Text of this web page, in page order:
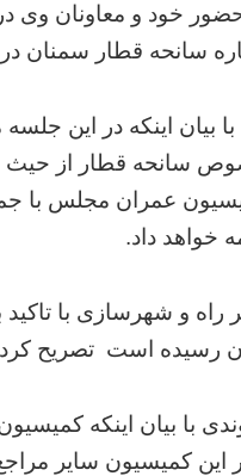
خود و معاونان وی
سانحه قطار سمنان
بیان اینکه در این
سانحه قطار از حیث
عمران مجلس با
خواهد داد.
راه و شهرسازی با
رسیده است تصریح
با بیان اینکه
این کمیسیون سایر